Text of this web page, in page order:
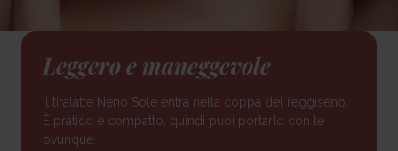
Leggero e maneggevole
Il tiralatte Neno Sole entra nella coppa del reggiseno.
È pratico e compatto, quindi puoi portarlo con te
ovunque.